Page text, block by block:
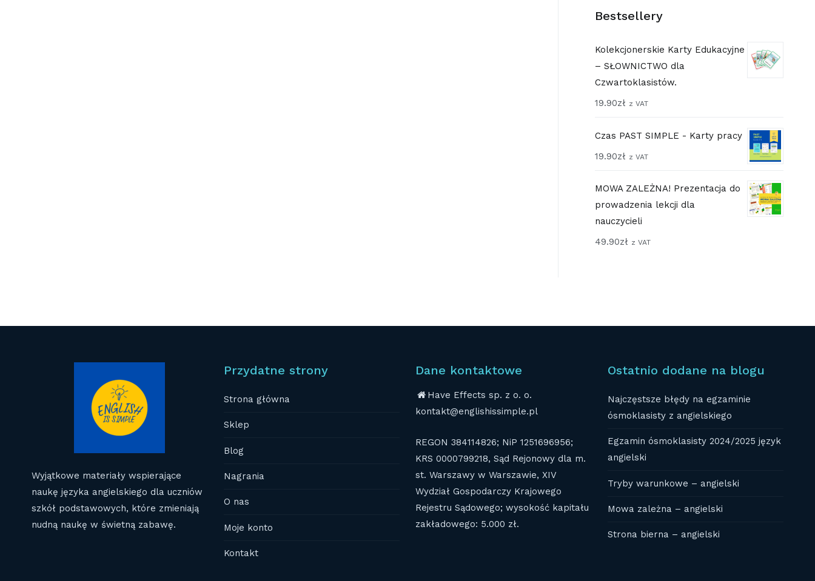
Bestsellery
Kolekcjonerskie Karty Edukacyjne
– SŁOWNICTWO dla
Czwartoklasistów.
19.90zł z VAT
Czas PAST SIMPLE - Karty pracy
19.90zł z VAT
MOWA ZALEŻNA! Prezentacja do
prowadzenia lekcji dla
nauczycieli
49.90zł z VAT
Wyjątkowe materiały wspierające
naukę języka angielskiego dla uczniów
szkół podstawowych, które zmieniają
nudną naukę w świetną zabawę.
Przydatne strony
Strona główna
Sklep
Blog
Nagrania
O nas
Moje konto
Kontakt
Dane kontaktowe
Have Effects sp. z o. o.
kontakt@englishissimple.pl
REGON 384114826; NiP 1251696956;
KRS 0000799218, Sąd Rejonowy dla m.
st. Warszawy w Warszawie, XIV
Wydział Gospodarczy Krajowego
Rejestru Sądowego; wysokość kapitału
zakładowego: 5.000 zł.
Ostatnio dodane na blogu
Najczęstsze błędy na egzaminie
ósmoklasisty z angielskiego
Egzamin ósmoklasisty 2024/2025 język
angielski
Tryby warunkowe – angielski
Mowa zależna – angielski
Strona bierna – angielski